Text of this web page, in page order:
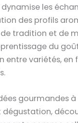
les
des profils
tradition et de
du
entre variétés, en
gourmandes